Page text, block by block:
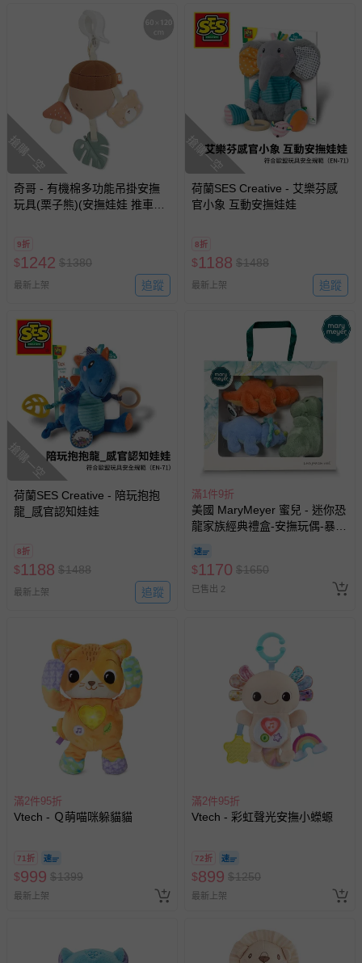
搶購一空
奇哥 - 有機棉多功能吊掛安撫
玩具(栗子熊)(安撫娃娃 推車玩
9折
$1242 $1380
最新上架 追蹤
搶購一空
荷蘭SES Creative - 艾樂芬感
官小象 互動安撫娃娃
8折
$1188 $1488
最新上架 追蹤
搶購一空
荷蘭SES Creative - 陪玩抱抱
龍_感官認知娃娃
8折
$1188 $1488
最新上架 追蹤
滿1件9折
美國 MaryMeyer 蜜兒 - 迷你恐
龍家族經典禮盒-安撫玩偶-暴龍
$1170 $1650
已售出 2
滿2件95折
Vtech - Ｑ萌喵咪躲貓貓
71折
$999 $1399
最新上架
滿2件95折
Vtech - 彩虹聲光安撫小蠑螈
72折
$899 $1250
最新上架